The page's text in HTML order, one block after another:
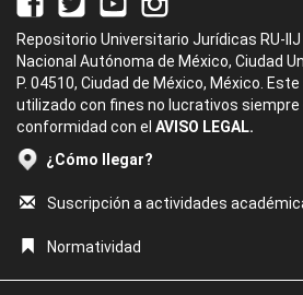
Repositorio Universitario Jurídicas RU-IIJ
Nacional Autónoma de México, Ciudad
P. 04510, Ciudad de México, México.
utilizado con fines no lucrativos
conformidad con el AVISO LEGAL.
¿Cómo llegar?
Suscripción a actividades
Normatividad